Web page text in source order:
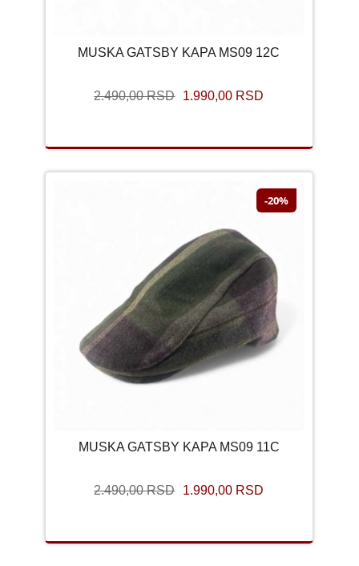
MUSKA GATSBY KAPA MS09 12C
2.490,00 RSD 1.990,00 RSD
-20%
MUSKA GATSBY KAPA MS09 11C
2.490,00 RSD 1.990,00 RSD